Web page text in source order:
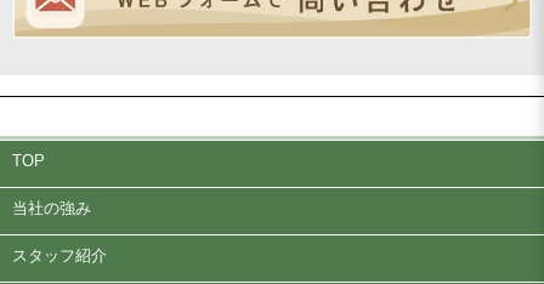
TOP
当社の強み
スタッフ紹介